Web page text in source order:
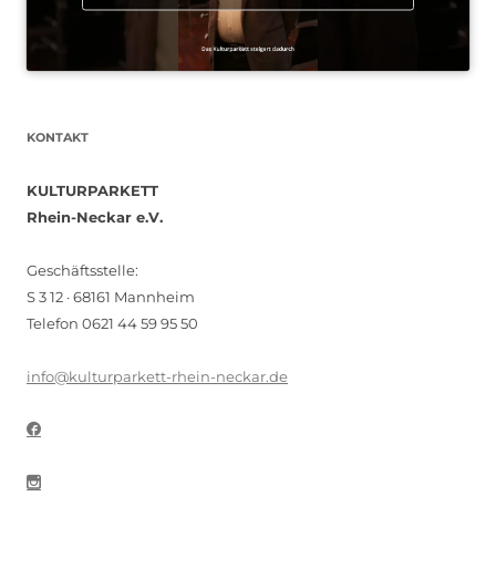
KONTAKT
KULTURPARKETT
Rhein-Neckar e.V.
Geschäftsstelle:
S 3 12 · 68161 Mannheim
Telefon 0621 44 59 95 50
info@kulturparkett-rhein-neckar.de